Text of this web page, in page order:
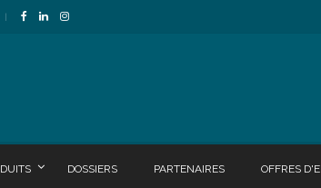
DOSSIERS PARTENAIRES OFFRES